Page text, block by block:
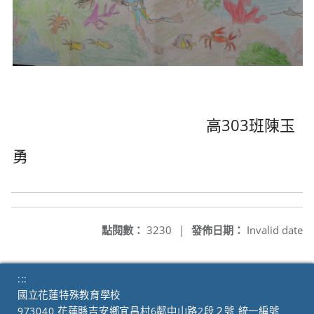
高303班陳玉
勇
發佈日期： Invalid date
點閱數： 3230 |
:::
國立花蓮特殊教育學校
973040 花蓮縣吉安鄉宜昌村6鄰中山路2段２號 統一編號